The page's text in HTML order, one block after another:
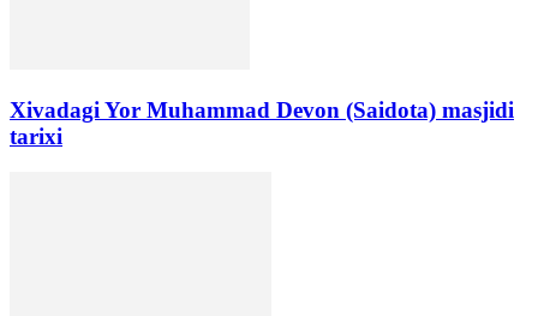
Xivadagi Yor Muhammad Devon (Saidota) masjidi
tarixi